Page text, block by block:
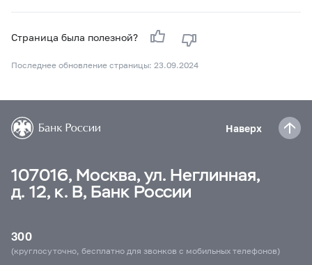
Страница была полезной?
Последнее обновление страницы: 23.09.2024
Наверх
107016, Москва, ул. Неглинная,
д. 12, к. В, Банк России
300
(круглосуточно, бесплатно для звонков с мобильных телефонов)